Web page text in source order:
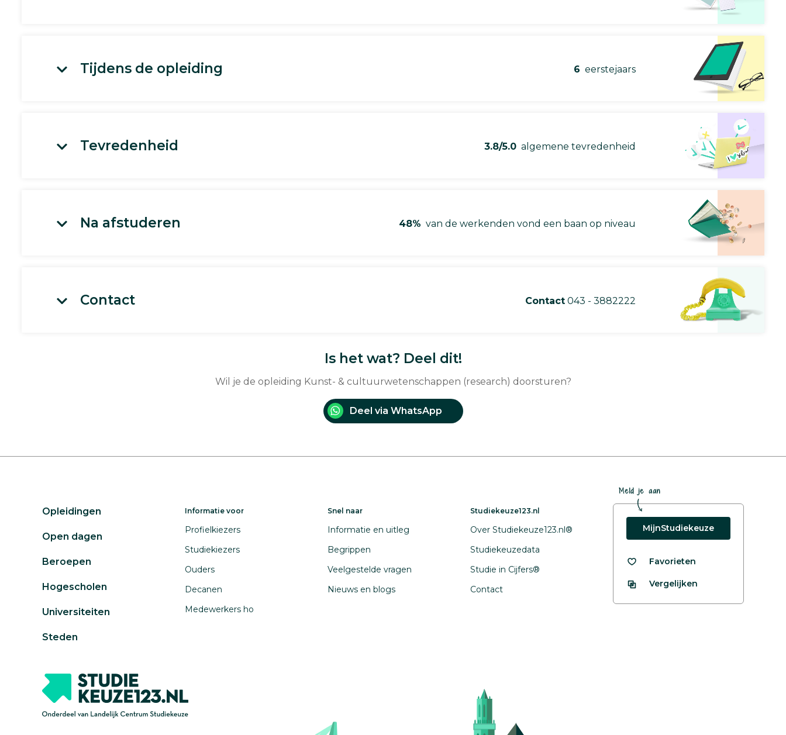
Tijdens de opleiding 6 eerstejaars
Tevredenheid 3.8/5.0 algemene tevredenheid
Na afstuderen 48% van de werkenden vond een baan op niveau
Contact Contact 043 - 3882222
Is het wat? Deel dit!
Wil je de opleiding Kunst- & cultuurwetenschappen (research) doorsturen?
Deel via WhatsApp
Opleidingen
Open dagen
Beroepen
Hogescholen
Universiteiten
Steden
Informatie voor
Profielkiezers
Studiekiezers
Ouders
Decanen
Medewerkers ho
Snel naar
Informatie en uitleg
Begrippen
Veelgestelde vragen
Nieuws en blogs
Studiekeuze123.nl
Over Studiekeuze123.nl®
Studiekeuzedata
Studie in Cijfers®
Contact
Meld je aan
MijnStudiekeuze
Favorieten
Vergelijken